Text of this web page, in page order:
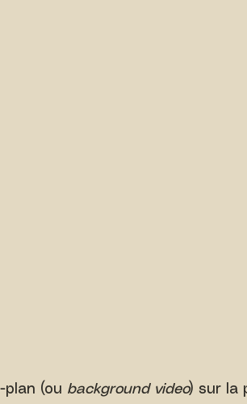
plan (ou background video) sur la